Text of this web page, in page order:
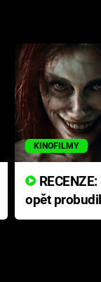
KINOFILMY
opět
přichází s